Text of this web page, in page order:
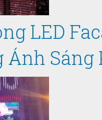
LED
Ánh Sáng